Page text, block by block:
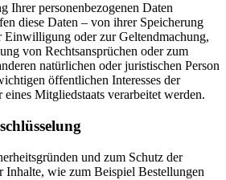
Ihrer personenbezogenen Daten
diese Daten – von ihrer Speicherung
Einwilligung oder zur Geltendmachung,
von Rechtsansprüchen oder zum
natürlichen oder juristischen Person
öffentlichen Interesses der
Mitgliedstaats verarbeitet werden.
und zum Schutz der
Inhalte, wie zum Beispiel Bestellungen